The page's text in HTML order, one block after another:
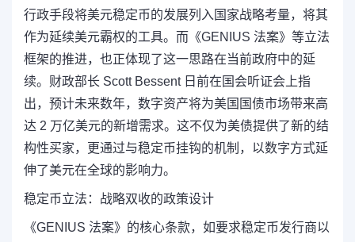
行政手段将美元稳定币的发展列入国家战略考量，将其
作为延续美元霸权的工具。 而《GENIUS 法案》等立法
框架的推进，也正体现了这一思路在当前政府中的延
续。 财政部长 Scott Bessent 日前在国会听证会上指
出，预计未来数年，数字资产将为美国国债市场带来高
达 2 万亿美元的新增需求。 这不仅为美债提供了新的结
构性买家，更通过与稳定币挂钩的机制，以数字方式延
伸了美元在全球的影响力。
稳定币立法：战略双收的政策设计
《GENIUS 法案》的核心条款，如要求稳定币发行商以